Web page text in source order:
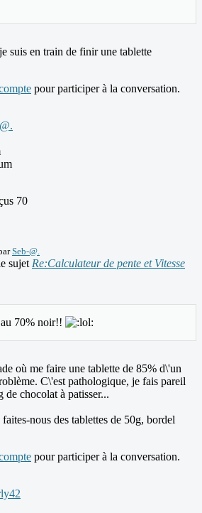
suis en train de finir une tablette
pour participer à la conversation.
70
Seb-@.
sujet Re:Calculateur de pente et Vitesse
au 70% noir!!
où me faire une tablette de 85% d\'un
C\'est pathologique, je fais pareil
de chocolat à patisser...
nous des tablettes de 50g, bordel
pour participer à la conversation.